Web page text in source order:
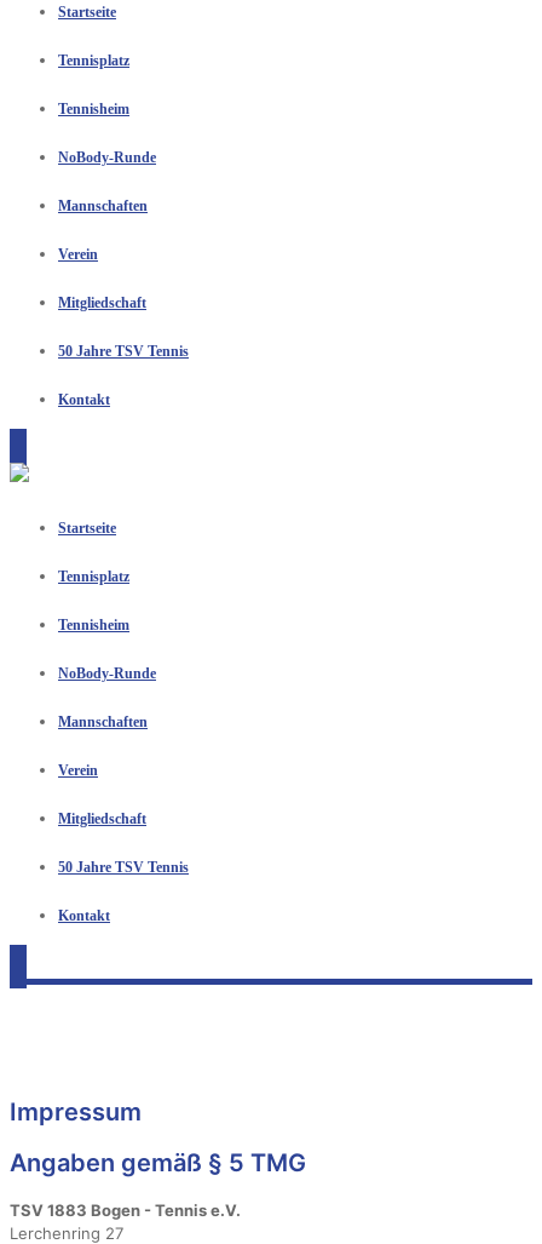
Startseite
Tennisplatz
Tennisheim
NoBody-Runde
Mannschaften
Verein
Mitgliedschaft
50 Jahre TSV Tennis
Kontakt
Startseite
Tennisplatz
Tennisheim
NoBody-Runde
Mannschaften
Verein
Mitgliedschaft
50 Jahre TSV Tennis
Kontakt
Impressum
Angaben gemäß § 5 TMG
TSV 1883 Bogen - Tennis e.V.
Lerchenring 27